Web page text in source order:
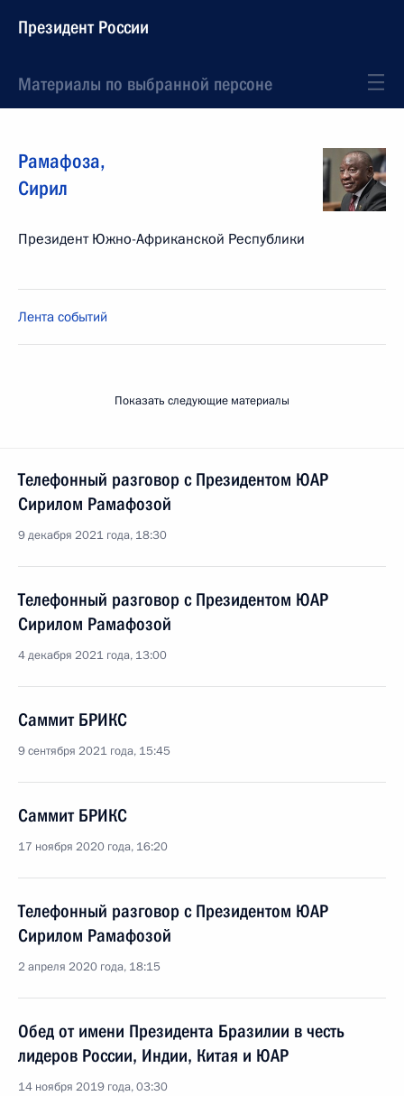
Президент России
Материалы по выбранной персоне
Рамафоза,
Сирил
Президент Южно-Африканской Республики
Лента событий
Показать следующие материалы
Телефонный разговор с Президентом ЮАР
Сирилом Рамафозой
9 декабря 2021 года, 18:30
Телефонный разговор с Президентом ЮАР
Сирилом Рамафозой
4 декабря 2021 года, 13:00
Саммит БРИКС
9 сентября 2021 года, 15:45
Саммит БРИКС
17 ноября 2020 года, 16:20
Телефонный разговор с Президентом ЮАР
Сирилом Рамафозой
2 апреля 2020 года, 18:15
Обед от имени Президента Бразилии в честь
лидеров России, Индии, Китая и ЮАР
14 ноября 2019 года, 03:30